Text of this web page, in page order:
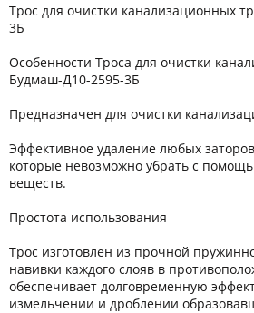
Трос для очистки канализационных
3Б
Особенности Троса для очистки
Будмаш-Д10-2595-3Б
Предназначен для очистки
Эффективное удаление любых
которые невозможно убрать с
веществ.
Простота использования
Трос изготовлен из прочной
навивки каждого слояв в
обеспечивает долговременную
измельчении и дроблении